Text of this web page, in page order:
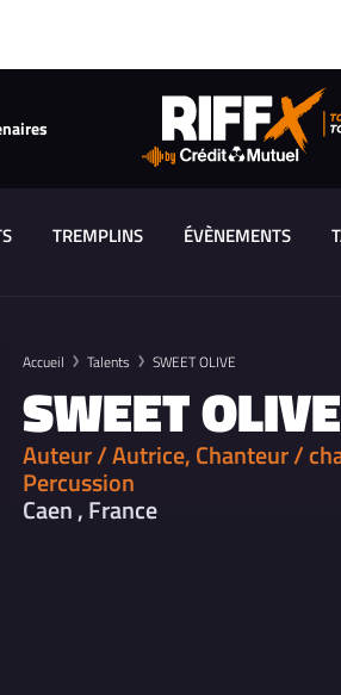
TREMPLINS ÉVÈNEMENTS
Accueil Talents SWEET OLIVE
SWEET OLIVE
Auteur / Autrice, Chanteur /
Percussion
Caen , France